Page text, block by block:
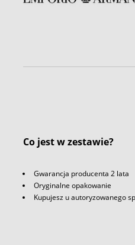
Co jest w zestawie?
Gwarancja producenta 2 lata
Oryginalne opakowanie
Kupujesz u autoryzowanego